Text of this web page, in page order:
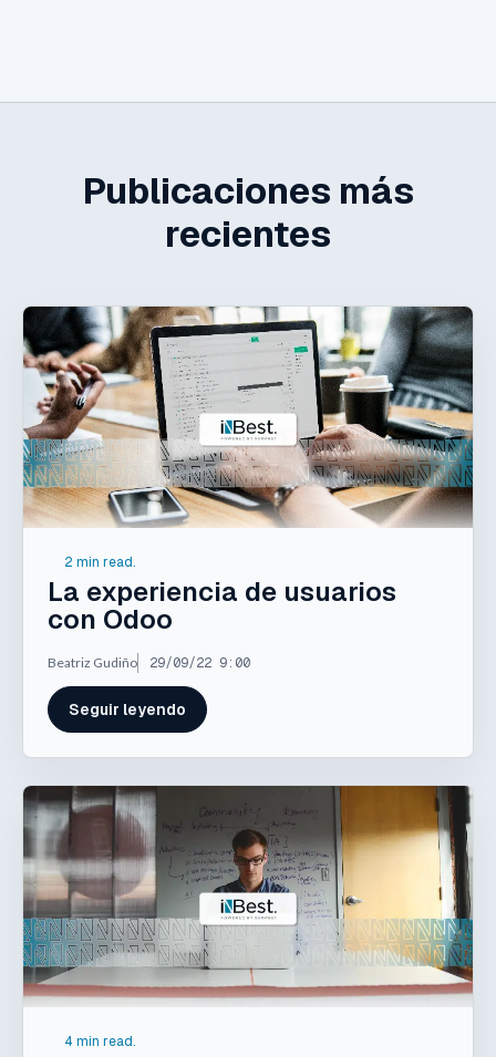
Publicaciones más
recientes
2 min read.
La experiencia de usuarios
con Odoo
Beatriz Gudiño 29/09/22 9:00
Seguir leyendo
4 min read.